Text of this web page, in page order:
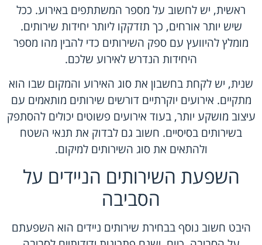
ראשית, יש לחשוב על מספר המשתתפים באירוע. ככל
שיש יותר אורחים, כך תזדקקו ליותר יחידות שירותים.
מומלץ להיוועץ עם ספק השירותים כדי להבין מהו מספר
היחידות הנדרש לאירוע שלכם.
שנית, יש לקחת בחשבון את סוג האירוע והמקום שבו הוא
מתקיים. אירועים יוקרתיים דורשים שירותים מותאמים עם
עיצוב מושקע יותר, בעוד אירועים פשוטים יכולים להסתפק
בשירותים בסיסיים. חשוב גם לבדוק את תנאי השטח
ולהתאים את סוג השירותים למיקום.
השפעת השירותים הניידים על
הסביבה
היבט חשוב נוסף בבחירת שירותים ניידים הוא השפעתם